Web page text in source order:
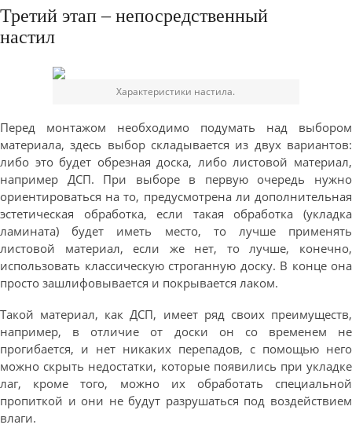
Третий этап – непосредственный
настил
Характеристики настила.
Перед монтажом необходимо подумать над выбором
материала, здесь выбор складывается из двух вариантов:
либо это будет обрезная доска, либо листовой материал,
например ДСП. При выборе в первую очередь нужно
ориентироваться на то, предусмотрена ли дополнительная
эстетическая обработка, если такая обработка (укладка
ламината) будет иметь место, то лучше применять
листовой материал, если же нет, то лучше, конечно,
использовать классическую строганную доску. В конце она
просто зашлифовывается и покрывается лаком.
Такой материал, как ДСП, имеет ряд своих преимуществ,
например, в отличие от доски он со временем не
прогибается, и нет никаких перепадов, с помощью него
можно скрыть недостатки, которые появились при укладке
лаг, кроме того, можно их обработать специальной
пропиткой и они не будут разрушаться под воздействием
влаги.